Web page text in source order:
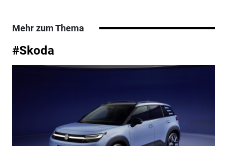
Mehr zum Thema
#Skoda